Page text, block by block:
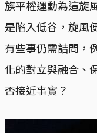
族平權運動為這旋
是陷入低谷，旋風
有些事仍需詰問，
化的對立與融合、
否接近事實？